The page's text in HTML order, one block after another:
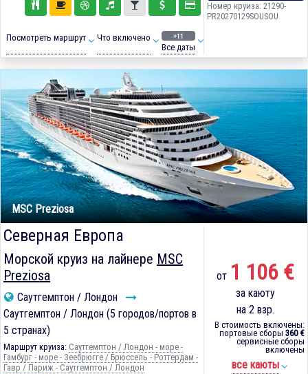
Посмотреть маршрут Что включено +11
Все даты
Номер круиза: 21290-
PR20270129SOUSOU
MSC Preziosa
Северная Европа
Морской круиз на лайнере MSC
Preziosa
Саутгемптон / Лондон
Саутгемптон / Лондон (5 городов/портов в
5 странах)
Маршрут круиза: Саутгемптон / Лондон - море -
Гамбург - море - Зеебрюгге / Брюссель - Роттердам -
Гавр / Париж - Саутгемптон / Лондон
от 1 106 €
за каюту
на 2 взр.
В стоимость включены:
портовые сборы 360 €
сервисные сборы
включены
все каюты